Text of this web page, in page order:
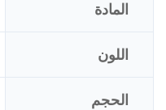
المادة
اللون
الحجم